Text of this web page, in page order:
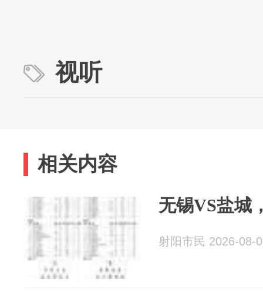
视听
相关内容
无锡VS盐城
射阳市民 2026-08-